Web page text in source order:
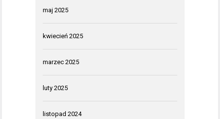
maj 2025
kwiecień 2025
marzec 2025
luty 2025
listopad 2024